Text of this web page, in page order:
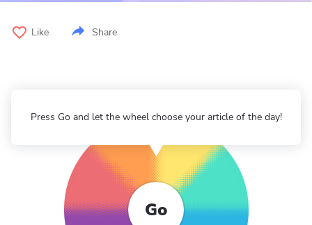
Like Share
Go
Press Go and let the wheel choose your article of the day!